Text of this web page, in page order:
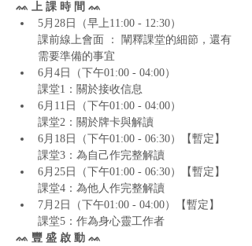
ᨐ 上 課 時 間 ᨐ
5月28日（早上11:00 - 12:30）
課前線上會面 ： 闡釋課堂的細節，還有
需要準備的事宜
6月4日（下午01:00 - 04:00）
課堂1：關於接收信息
6月11日（下午01:00 - 04:00）
課堂2：關於牌卡與解讀
6月18日（下午01:00 - 06:30）【暫定】
課堂3：為自己作完整解讀
6月25日（下午01:00 - 06:30）【暫定】
課堂4：為他人作完整解讀
7月2日（下午01:00 - 04:00）【暫定】
課堂5：作為身心靈工作者
ᨐ 豐 盛 啟 動 ᨐ